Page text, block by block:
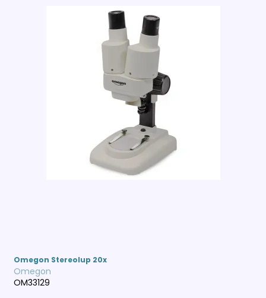
Omegon Stereolup 20x
Omegon
OM33129